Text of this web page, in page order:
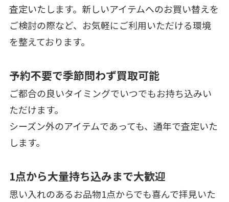
査定いたします。新しいアイテムへのお買い替えを
ご検討の際など、お気軽にご利用いただける環境
を整えております。
予約不要で季節問わず買取可能
ご都合の良いタイミングでいつでもお持ち込みい
ただけます。
シーズン外のアイテムであっても、通年で査定いた
します。
1点から大量持ち込みまで大歓迎
思い入れのあるお品物1点からでも喜んで拝見いた